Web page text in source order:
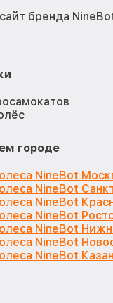
бренда
городе
NineBot
NineBot
NineBot
NineBot
NineBot
NineBot
NineBot